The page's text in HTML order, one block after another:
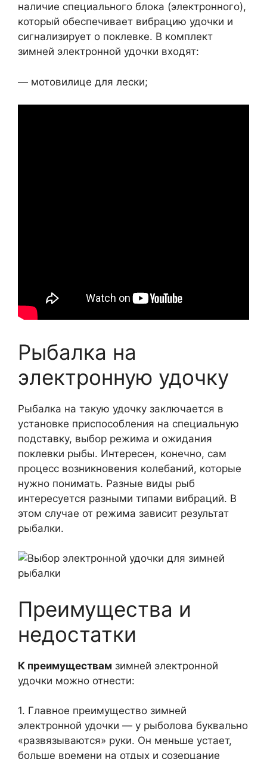
наличие специального блока (электронного),
который обеспечивает вибрацию удочки и
сигнализирует о поклевке. В комплект
зимней электронной удочки входят:
— мотовилице для лески;
Рыбалка на
электронную удочку
Рыбалка на такую удочку заключается в
установке приспособления на специальную
подставку, выбор режима и ожидания
поклевки рыбы. Интересен, конечно, сам
процесс возникновения колебаний, которые
нужно понимать. Разные виды рыб
интересуется разными типами вибраций. В
этом случае от режима зависит результат
рыбалки.
Преимущества и
недостатки
К преимуществам зимней электронной
удочки можно отнести:
1. Главное преимущество зимней
электронной удочки — у рыболова буквально
«развязываются» руки. Он меньше устает,
больше времени на отдых и созерцание